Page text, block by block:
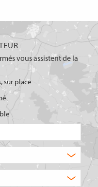
vous assistent de la
sur place